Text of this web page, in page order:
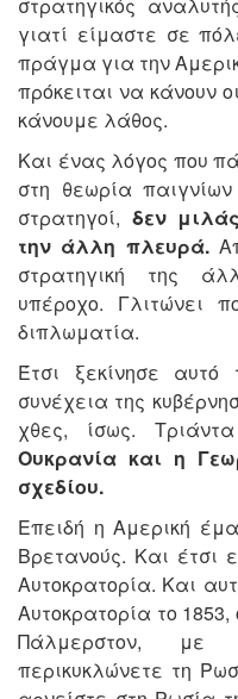
γιατί είμαστε σε
πράγμα για την
πρόκειται να κάνουν
κάνουμε λάθος.
Και ένας λόγος που
στη θεωρία
στρατηγοί, δεν
την άλλη πλευρά.
στρατηγική της
υπέροχο. Γλιτώνει
διπλωματία.
Έτσι ξεκίνησε
συνέχεια της
χθες, ίσως.
Ουκρανία και η
σχεδίου.
Επειδή η Αμερική
Βρετανούς. Και έτσι
Αυτοκρατορία. Και
Αυτοκρατορία το
Πάλμερστον, με
περικυκλώνετε τη